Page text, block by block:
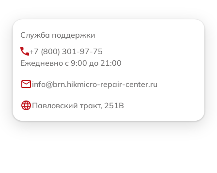
Служба поддержки
+7 (800) 301-97-75
Ежедневно с 9:00 до 21:00
info@brn.hikmicro-repair-center.ru
Павловский тракт, 251В